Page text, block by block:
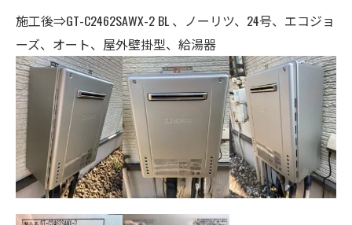
施工後⇒GT-C2462SAWX-2 BL 、ノーリツ、24号、エコジョ
ーズ、オート、 屋外壁掛型、給湯器